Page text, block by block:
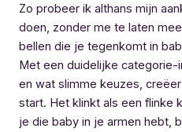
Zo probeer ik althans mijn
doen, zonder me te laten
bellen die je tegenkomt in
Met een duidelijke categorie-
en wat slimme keuzes,
start. Het klinkt als een flinke
je die baby in je armen hebt,